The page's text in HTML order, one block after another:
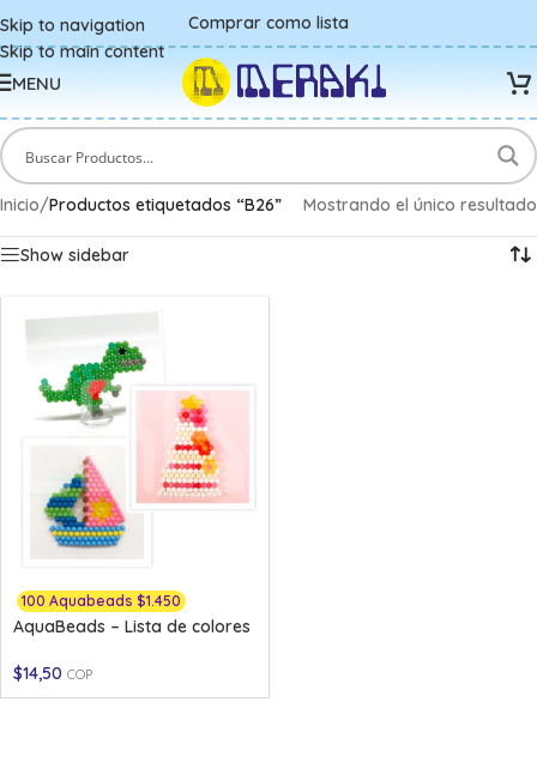
Skip to navigation
Skip to main content
Comprar como lista
MENU
Inicio/Productos etiquetados “B26” Mostrando el único resultado
Show sidebar
100 Aquabeads $1.450
AquaBeads – Lista de colores
$14,50 COP